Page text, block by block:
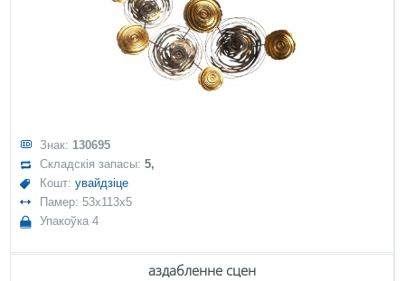
Знак: 130695
Складскія запасы:5,
Кошт:увайдзіце
Памер: 53x113x5
Упакоўка 4
аздабленне сцен